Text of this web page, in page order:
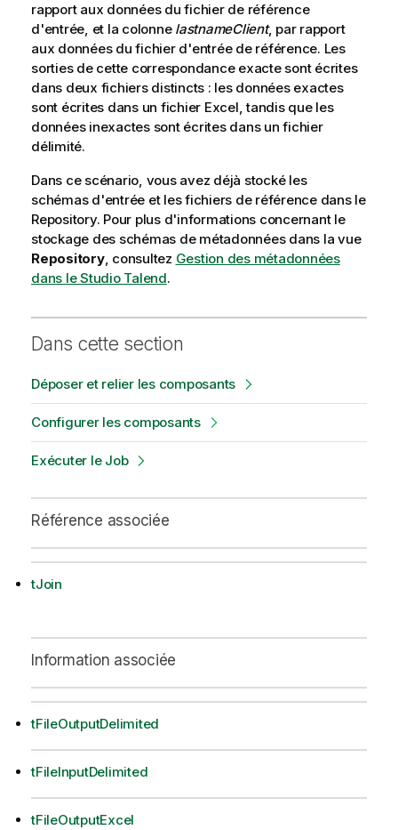
rapport aux données du fichier de référence
d'entrée, et la colonne lastnameClient, par rapport
aux données du fichier d'entrée de référence. Les
sorties de cette correspondance exacte sont écrites
dans deux fichiers distincts : les données exactes
sont écrites dans un fichier Excel, tandis que les
données inexactes sont écrites dans un fichier
délimité.
Dans ce scénario, vous avez déjà stocké les
schémas d'entrée et les fichiers de référence dans le
Repository. Pour plus d'informations concernant le
stockage des schémas de métadonnées dans la vue
Repository, consultez Gestion des métadonnées
dans le Studio Talend.
Dans cette section
Déposer et relier les composants
Configurer les composants
Exécuter le Job
Référence associée
tJoin
Information associée
tFileOutputDelimited
tFileInputDelimited
tFileOutputExcel